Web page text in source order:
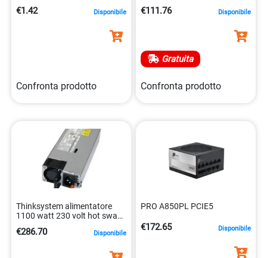
€1.42 Disponibile
Confronta prodotto
€111.76 Disponibile
Gratuita
Confronta prodotto
Thinksystem alimentatore
1100 watt 230 volt hot swap
€286.70 Disponibile
PRO A850PL PCIE5
€172.65 Disponibile